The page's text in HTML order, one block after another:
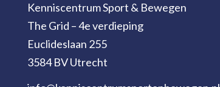
Kenniscentrum Sport & Bewegen
The Grid – 4e verdieping
Euclideslaan 255
3584 BV Utrecht